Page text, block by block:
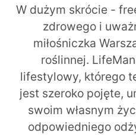
W dużym skrócie -
zdrowego i
miłośniczka
roślinnej.
lifestylowy, którego
jest szeroko pojęte,
swoim własnym
odpowiedniego